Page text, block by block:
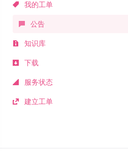
我的工单
公告
知识库
下载
服务状态
建立工单